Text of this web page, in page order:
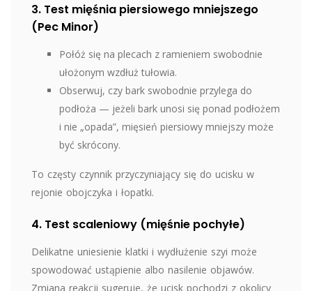
3. Test mięśnia piersiowego mniejszego
(Pec Minor)
Połóż się na plecach z ramieniem swobodnie
ułożonym wzdłuż tułowia.
Obserwuj, czy bark swobodnie przylega do
podłoża — jeżeli bark unosi się ponad podłożem
i nie „opada”, mięsień piersiowy mniejszy może
być skrócony.
To częsty czynnik przyczyniający się do ucisku w
rejonie obojczyka i łopatki.
4. Test scaleniowy (mięśnie pochyłe)
Delikatne uniesienie klatki i wydłużenie szyi może
spowodować ustąpienie albo nasilenie objawów.
Zmiana reakcji sugeruje, że ucisk pochodzi z okolicy